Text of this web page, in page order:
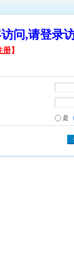
访问,请登
册】
是